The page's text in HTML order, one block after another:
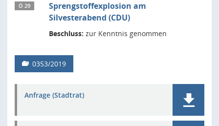
Ö 29
Sprengstoffexplosion am
Silvesterabend (CDU)
Beschluss: zur Kenntnis genommen
0353/2019
Anfrage (Stadtrat)